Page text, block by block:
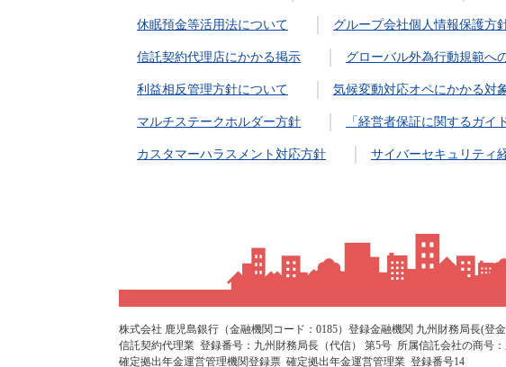
休眠預金等活用法について グループ会社個人情報保護方
信託契約代理店にかかる掲示 グローバル外為行動規範へ
利益相反管理方針について 気候変動対応オペにかかる対
マルチステークホルダー方針 「経営者保証に関するガイ
カスタマーハラスメント対応方針 サイバーセキュリティ
株式会社 鹿児島銀行（金融機関コード：0185）登録金融機関 九州財務局長(登
信託契約代理業 登録番号：九州財務局長（代信） 第5号 所属信託会社の商号
確定拠出年金運営管理機関登録票 確定拠出年金運営管理業 登録番号14